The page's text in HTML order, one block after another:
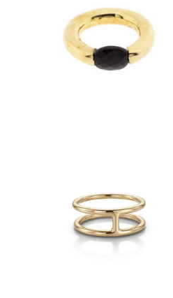
$1,400
$460
anillos